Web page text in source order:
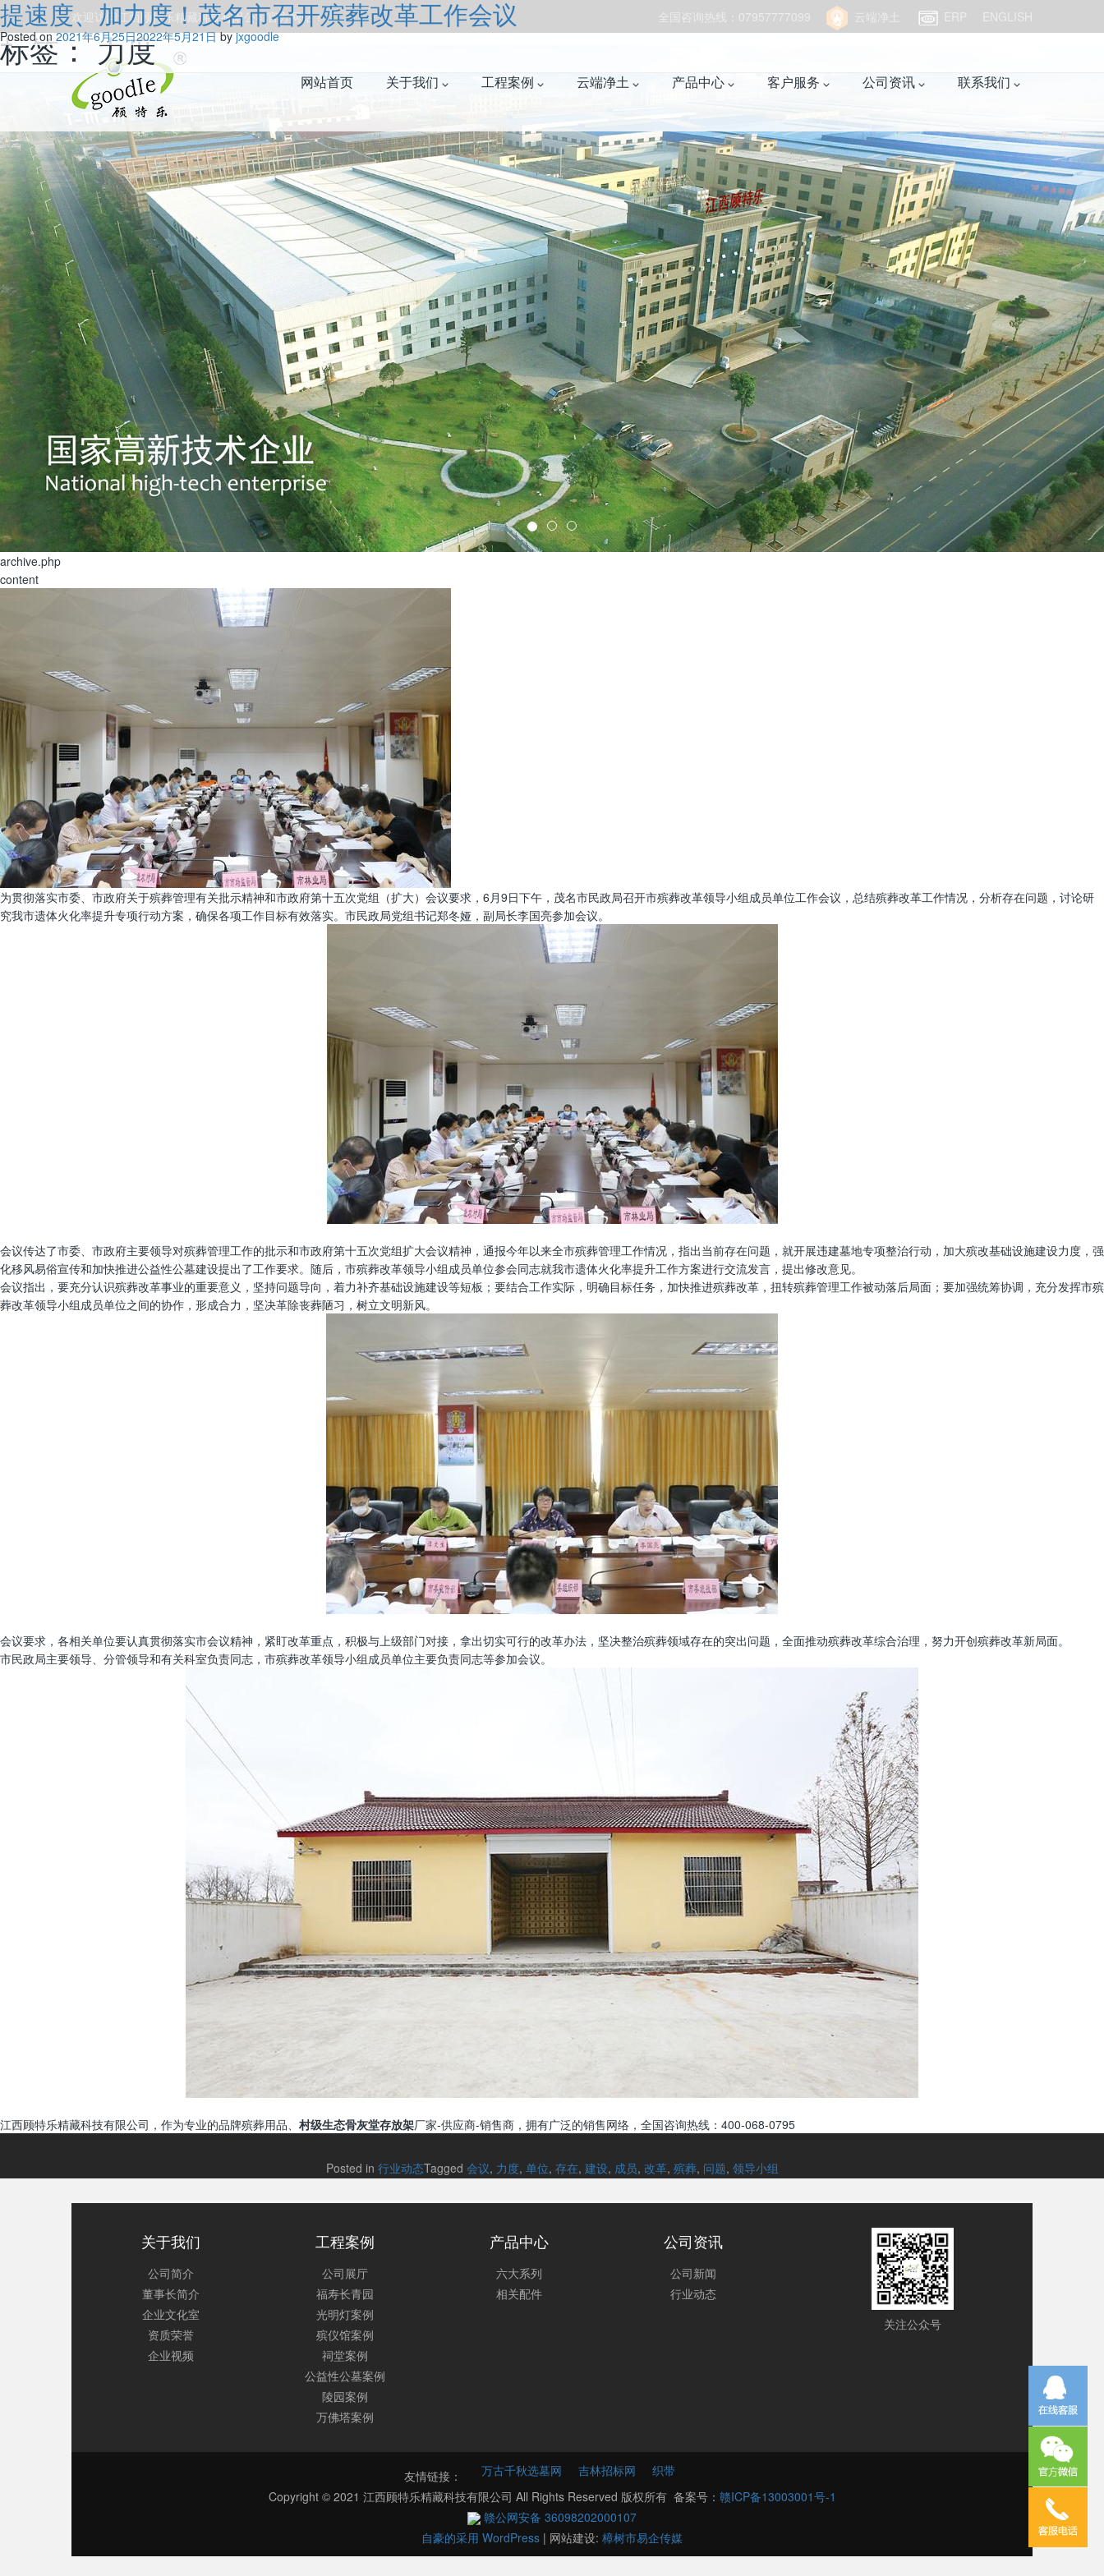
欢迎访问江西顾特乐精藏科技有限公司官方网站！ 全国咨询热线：07957777099 云端净土 ERP ENGLISH
网站首页 关于我们 工程案例 云端净土 产品中心 客户服务 公司资讯 联系我们
archive.php
标签：力度
content
提速度、加力度！茂名市召开殡葬改革工作会议
Posted on2021年6月25日2022年5月21日byjxgoodle
为贯彻落实市委、市政府关于殡葬管理有关批示精神和市政府第十五次党组（扩大）会议要求，6月9日下午，茂名市民政局召开市殡葬改革领导小组成员单位工作会议，总结殡葬改革工作情况，分析存在问题，讨论研
究我市遗体火化率提升专项行动方案，确保各项工作目标有效落实。市民政局党组书记郑冬娅，副局长李国亮参加会议。
会议传达了市委、市政府主要领导对殡葬管理工作的批示和市政府第十五次党组扩大会议精神，通报今年以来全市殡葬管理工作情况，指出当前存在问题，就开展违建墓地专项整治行动，加大殡改基础设施建设力度，强
化移风易俗宣传和加快推进公益性公墓建设提出了工作要求。随后，市殡葬改革领导小组成员单位参会同志就我市遗体火化率提升工作方案进行交流发言，提出修改意见。
会议指出，要充分认识殡葬改革事业的重要意义，坚持问题导向，着力补齐基础设施建设等短板；要结合工作实际，明确目标任务，加快推进殡葬改革，扭转殡葬管理工作被动落后局面；要加强统筹协调，充分发挥市殡
葬改革领导小组成员单位之间的协作，形成合力，坚决革除丧葬陋习，树立文明新风。
会议要求，各相关单位要认真贯彻落实市会议精神，紧盯改革重点，积极与上级部门对接，拿出切实可行的改革办法，坚决整治殡葬领域存在的突出问题，全面推动殡葬改革综合治理，努力开创殡葬改革新局面。
市民政局主要领导、分管领导和有关科室负责同志，市殡葬改革领导小组成员单位主要负责同志等参加会议。
江西顾特乐精藏科技有限公司，作为专业的品牌殡葬用品、 村级生态骨灰堂存放架厂家-供应商-销售商，拥有广泛的销售网络，全国咨询热线：400-068-0795
Posted in 行业动态Tagged 会议, 力度, 单位, 存在, 建设, 成员, 改革, 殡葬, 问题, 领导小组
关于我们
公司简介
董事长简介
企业文化室
资质荣誉
企业视频
工程案例
公司展厅
福寿长青园
光明灯案例
殡仪馆案例
祠堂案例
公益性公墓案例
陵园案例
万佛塔案例
产品中心
六大系列
相关配件
公司资讯
公司新闻
行业动态
关注公众号
友情链接： 万古千秋选墓网 吉林招标网
织带
Copyright © 2021 江西顾特乐精藏科技有限公司 All Rights Reserved 版权所有 备案号： 赣ICP备13003001号-1
赣公网安备 36098202000107
自豪的采用 WordPress | 网站建设: 樟树市易企传媒